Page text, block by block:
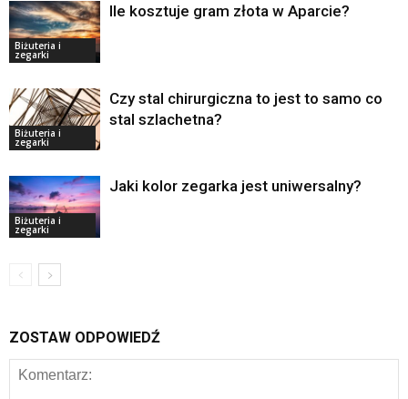
Biżuteria i
zegarki
Ile kosztuje gram złota w Aparcie?
Biżuteria i
zegarki
Czy stal chirurgiczna to jest to samo co
stal szlachetna?
Biżuteria i
zegarki
Jaki kolor zegarka jest uniwersalny?
ZOSTAW ODPOWIEDŹ